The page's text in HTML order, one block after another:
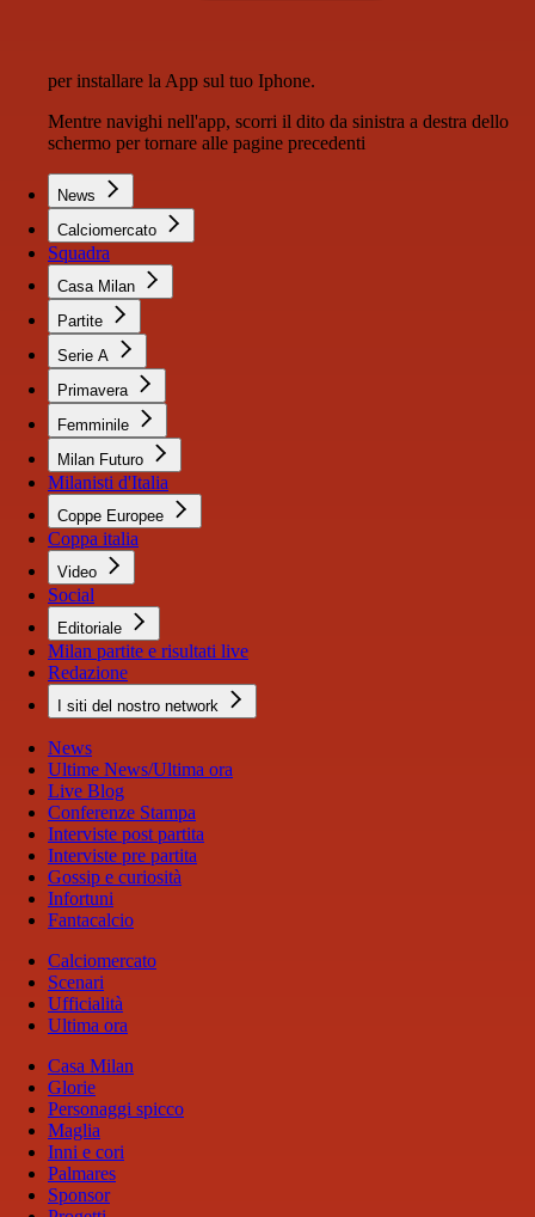
per installare la App sul tuo Iphone.
Mentre navighi nell'app, scorri il dito da sinistra a destra dello
schermo per tornare alle pagine precedenti
News
Calciomercato
Squadra
Casa Milan
Partite
Serie A
Primavera
Femminile
Milan Futuro
Milanisti d'Italia
Coppe Europee
Coppa italia
Video
Social
Editoriale
Milan partite e risultati live
Redazione
I siti del nostro network
News
Ultime News/Ultima ora
Live Blog
Conferenze Stampa
Interviste post partita
Interviste pre partita
Gossip e curiosità
Infortuni
Fantacalcio
Calciomercato
Scenari
Ufficialità
Ultima ora
Casa Milan
Glorie
Personaggi spicco
Maglia
Inni e cori
Palmares
Sponsor